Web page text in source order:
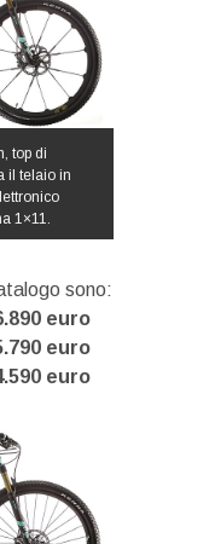
top di
il telaio in
1×11.
sono:
euro
euro
euro